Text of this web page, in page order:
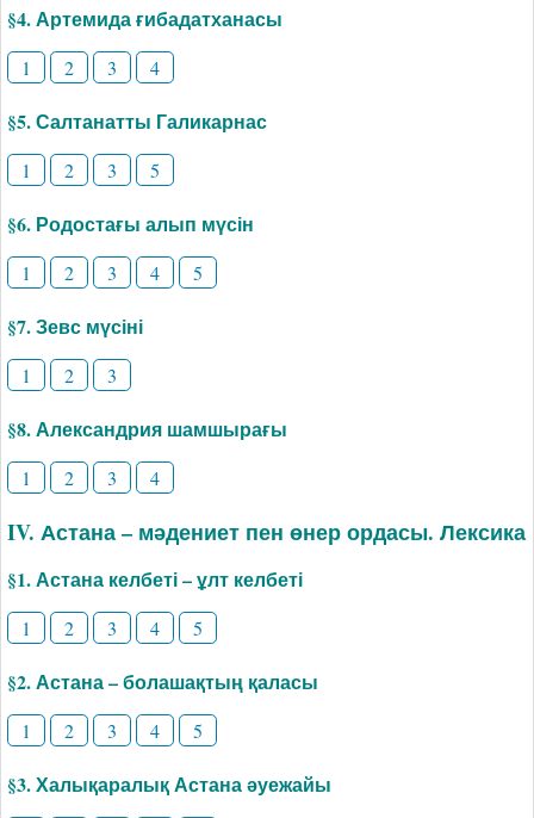
§4. Артемида ғибадатханасы
1 2 3 4
§5. Салтанатты Галикарнас
1 2 3 5
§6. Родостағы алып мүсін
1 2 3 4 5
§7. Зевс мүсіні
1 2 3
§8. Александрия шамшырағы
1 2 3 4
IV. Астана – мәдениет пен өнер ордасы. Лексика
§1. Астана келбеті – ұлт келбеті
1 2 3 4 5
§2. Астана – болашақтың қаласы
1 2 3 4 5
§3. Халықаралық Астана әуежайы